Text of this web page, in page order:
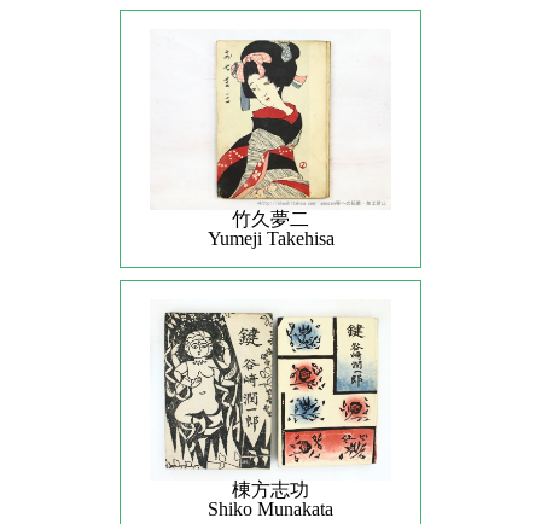
竹久夢二
Yumeji Takehisa
棟方志功
Shiko Munakata